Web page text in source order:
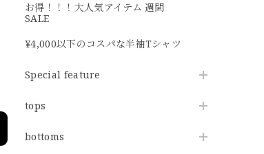
お得！！！大人気アイテム 週間
SALE
¥4,000以下のコスパな半袖Tシャツ
Special feature
tops
bottoms